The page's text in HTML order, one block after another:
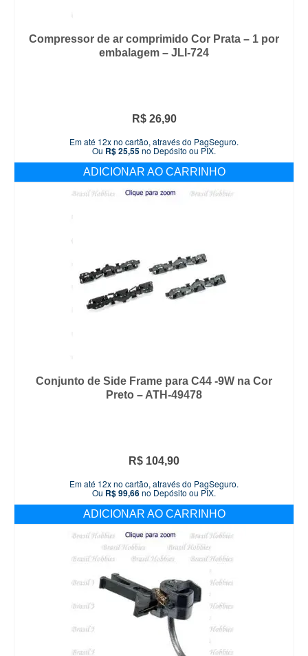
Compressor de ar comprimido Cor Prata – 1 por
embalagem – JLI-724
R$26,90
Em até 12x no cartão, através do PagSeguro.
Ou R$25,55no Depósito ou PIX.
ADICIONAR AO CARRINHO
Conjunto de Side Frame para C44 -9W na Cor
Preto – ATH-49478
R$ 104,90
Em até 12x no cartão, através do PagSeguro.
Ou R$99,66no Depósito ou PIX.
ADICIONAR AO CARRINHO